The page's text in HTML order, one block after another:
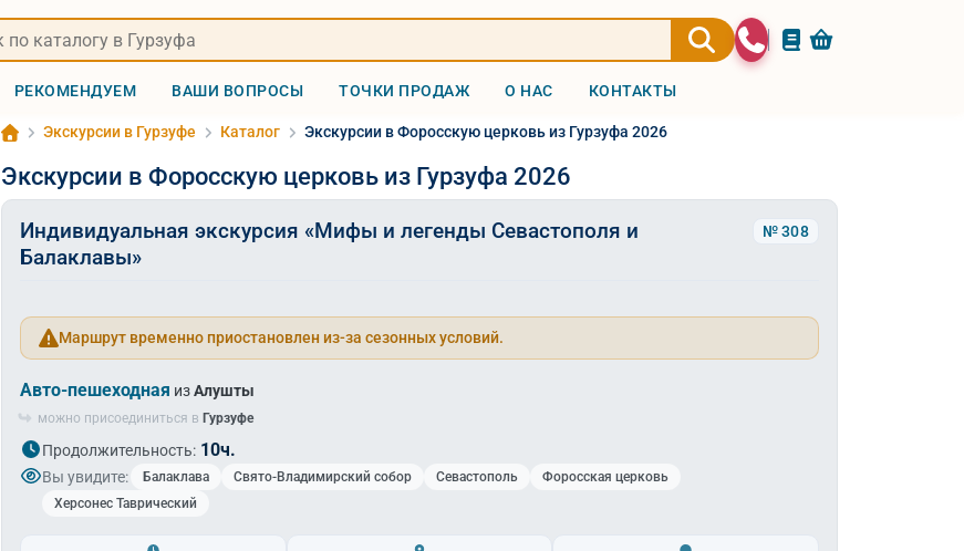
РЕКОМЕНДУЕМ ВАШИ ВОПРОСЫ ТОЧКИ ПРОДАЖ О НАС КОНТАКТЫ
Экскурсии в Гурзуфе Каталог Экскурсии в Форосскую церковь из Гурзуфа 2026
Экскурсии в Форосскую церковь из Гурзуфа 2026
Индивидуальная экскурсия «Мифы и легенды Севастополя и
Балаклавы»
№ 308
Маршрут временно приостановлен из-за сезонных условий.
Авто-пешеходная изАлушты
можно присоединиться в Гурзуфе
Продолжительность: 10ч.
Вы увидите: Балаклава Свято-Владимирский собор Севастополь
Форосская церковь
Херсонес Таврический